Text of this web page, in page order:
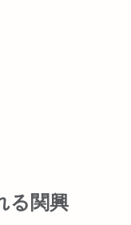
る関興